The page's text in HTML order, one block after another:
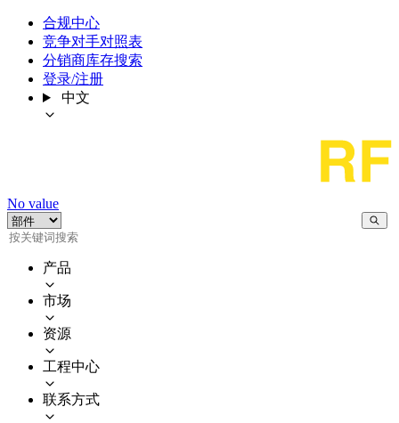
合规中心
竞争对手对照表
分销商库存搜索
登录/注册
中文
No value
产品
市场
资源
工程中心
联系方式